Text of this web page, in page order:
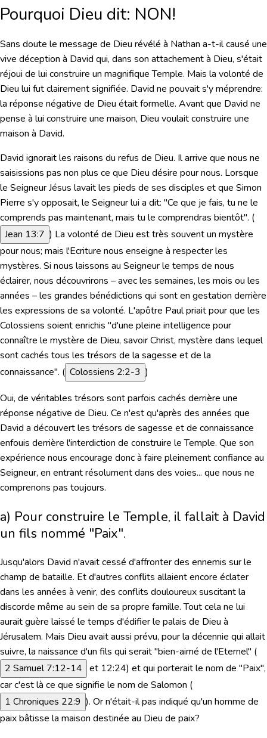
Pourquoi Dieu dit: NON!
Sans doute le message de Dieu révélé à Nathan a-t-il causé une
vive déception à David qui, dans son attachement à Dieu, s'était
réjoui de lui construire un magnifique Temple. Mais la volonté de
Dieu lui fut clairement signifiée. David ne pouvait s'y méprendre:
la réponse négative de Dieu était formelle. Avant que David ne
pense à lui construire une maison, Dieu voulait construire une
maison à David.
David ignorait les raisons du refus de Dieu. Il arrive que nous ne
saisissions pas non plus ce que Dieu désire pour nous. Lorsque
le Seigneur Jésus lavait les pieds de ses disciples et que Simon
Pierre s'y opposait, le Seigneur lui a dit: "Ce que je fais, tu ne le
comprends pas maintenant, mais tu le comprendras bientôt". (
Jean 13:7 ) La volonté de Dieu est très souvent un mystère
pour nous; mais l'Ecriture nous enseigne à respecter les
mystères. Si nous laissons au Seigneur le temps de nous
éclairer, nous découvrirons – avec les semaines, les mois ou les
années – les grandes bénédictions qui sont en gestation derrière
les expressions de sa volonté. L'apôtre Paul priait pour que les
Colossiens soient enrichis "d'une pleine intelligence pour
connaître le mystère de Dieu, savoir Christ, mystère dans lequel
sont cachés tous les trésors de la sagesse et de la
connaissance". ( Colossiens 2:2-3 )
Oui, de véritables trésors sont parfois cachés derrière une
réponse négative de Dieu. Ce n'est qu'après des années que
David a découvert les trésors de sagesse et de connaissance
enfouis derrière l'interdiction de construire le Temple. Que son
expérience nous encourage donc à faire pleinement confiance au
Seigneur, en entrant résolument dans des voies... que nous ne
comprenons pas toujours.
a) Pour construire le Temple, il fallait à David
un fils nommé "Paix".
Jusqu'alors David n'avait cessé d'affronter des ennemis sur le
champ de bataille. Et d'autres conflits allaient encore éclater
dans les années à venir, des conflits douloureux suscitant la
discorde même au sein de sa propre famille. Tout cela ne lui
aurait guère laissé le temps d'édifier le palais de Dieu à
Jérusalem. Mais Dieu avait aussi prévu, pour la décennie qui allait
suivre, la naissance d'un fils qui serait"bien-aimé de l'Eternel" (
2 Samuel 7:12-14 et 12:24) et qui porterait le nom de "Paix",
car c'est là ce que signifie le nom de Salomon (
1 Chroniques 22:9 ). Or n'était-il pas indiqué qu'un homme de
paix bâtisse la maison destinée au Dieu de paix?